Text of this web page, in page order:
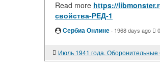
Read more https://
свойства-РЕД-1
Сербиа Онлине · 1968 days ago 0